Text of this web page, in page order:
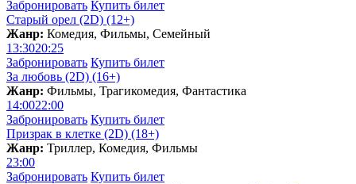
Забронировать Купить билет
Старый орел (2D) (12+)
Жанр: Комедия, Фильмы, Семейный
13:3020:25
Забронировать Купить билет
За любовь (2D) (16+)
Жанр: Фильмы, Трагикомедия, Фантастика
14:0022:00
Забронировать Купить билет
Призрак в клетке (2D) (18+)
Жанр: Триллер, Комедия, Фильмы
23:00
Забронировать Купить билет